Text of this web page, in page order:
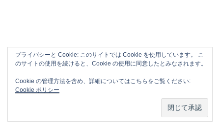
プライバシーと Cookie: このサイトでは Cookie を使用しています。 こ
のサイトの使用を続けると、Cookie の使用に同意したとみなされます。
Cookie の管理方法を含め、詳細についてはこちらをご覧ください:
Cookie ポリシー